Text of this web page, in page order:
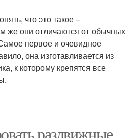
что это такое –
же они отличаются от обычных
первое и очевидное
она изготавливается из
к которому крепятся все